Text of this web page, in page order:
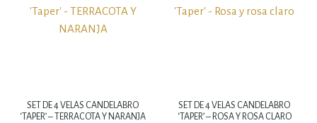
SET DE 4 VELAS CANDELABRO
‘TAPER’ – TERRACOTA Y NARANJA
SET DE 4 VELAS CANDELABRO
‘TAPER’ – ROSA Y ROSA CLARO